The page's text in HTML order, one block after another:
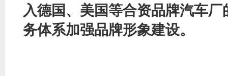
入德国、美国等合资品牌汽车
务体系加强品牌形象建设。